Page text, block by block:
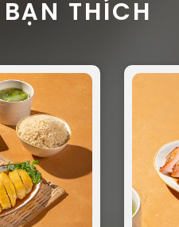
THÍCH